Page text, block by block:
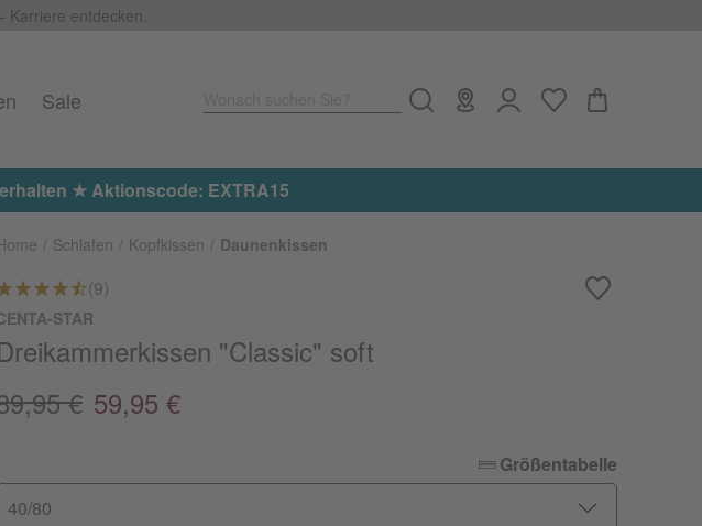
Karriere entdecken.
Sale
★ Aktionscode: EXTRA15
Schlafen Kopfkissen Daunenkissen
(9)
STAR
"Classic" soft
€ 59,95 €
Größentabelle
40/80